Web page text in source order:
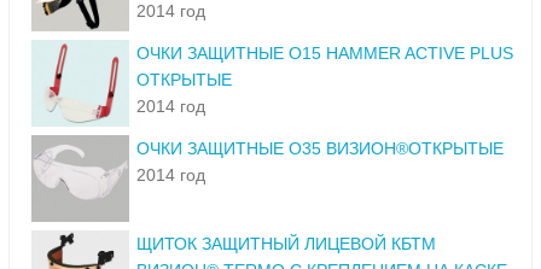
2014 год
ОЧКИ ЗАЩИТНЫЕ О15 HAMMER ACTIVE PLUS
ОТКРЫТЫЕ
2014 год
ОЧКИ ЗАЩИТНЫЕ О35 ВИЗИОН®ОТКРЫТЫЕ
2014 год
ЩИТОК ЗАЩИТНЫЙ ЛИЦЕВОЙ КБТМ